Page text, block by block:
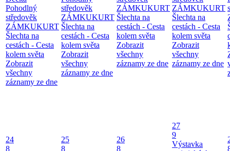
Pohodlný
středověk
ZÁMKUKURT
Šlechta na
cestách - Cesta
kolem světa
Zobrazit
všechny
záznamy ze dne
středověk
ZÁMKUKURT
Šlechta na
cestách - Cesta
kolem světa
Zobrazit
všechny
záznamy ze dne
ZÁMKUKURT
Šlechta na
cestách - Cesta
kolem světa
Zobrazit
všechny
záznamy ze dne
ZÁMKUKURT
Šlechta na
cestách - Cesta
kolem světa
Zobrazit
všechny
záznamy ze dne
24
8
25
8
26
8
27
9
Výstavka